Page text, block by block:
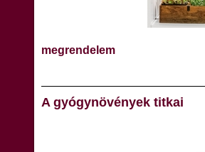
megrendelem
A gyógynövények titkai